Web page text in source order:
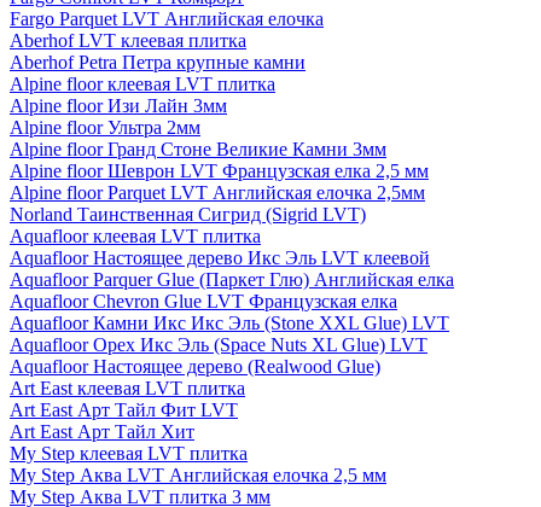
Fargo Parquet LVT Английская елочка
Aberhof LVT клеевая плитка
Aberhof Petra Петра крупные камни
Alpine floor клеевая LVT плитка
Alpine floor Изи Лайн 3мм
Alpine floor Ультра 2мм
Alpine floor Гранд Стоне Великие Камни 3мм
Alpine floor Шеврон LVT Французская елка 2,5 мм
Alpine floor Parquet LVT Английская елочка 2,5мм
Norland Таинственная Сигрид (Sigrid LVT)
Aquafloor клеевая LVT плитка
Aquafloor Настоящее дерево Икс Эль LVT клеевой
Aquafloor Parquer Glue (Паркет Глю) Английская елка
Aquafloor Chevron Glue LVT Французская елка
Aquafloor Камни Икс Икс Эль (Stone XXL Glue) LVT
Aquafloor Орех Икс Эль (Space Nuts XL Glue) LVT
Aquafloor Настоящее дерево (Realwood Glue)
Art East клеевая LVT плитка
Art East Арт Тайл Фит LVT
Art East Арт Тайл Хит
My Step клеевая LVT плитка
My Step Аква LVT Английская елочка 2,5 мм
My Step Аква LVT плитка 3 мм